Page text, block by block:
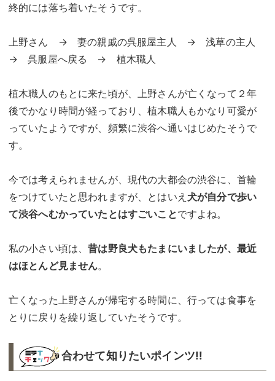
終的には落ち着いたそうです。
上野さん → 妻の親戚の呉服屋主人 → 浅草の主人
→ 呉服屋へ戻る → 植木職人
植木職人のもとに来た頃が、上野さんが亡くなって２年
後でかなり時間が経っており、植木職人もかなり可愛が
っていたようですが、頻繁に渋谷へ通いはじめたそうで
す。
今では考えられませんが、現代の大都会の渋谷に、首輪
をつけていたと思われますが、とはいえ 犬が自分で歩い
て渋谷へむかっていたとはすごいことですよね。
私の小さい頃は、昔は野良犬もたまにいましたが、最近
はほとんど見ません。
亡くなった上野さんが帰宅する時間に、行っては食事を
とりに戻りを繰り返していたそうです。
合わせて知りたいポインツ!!︎